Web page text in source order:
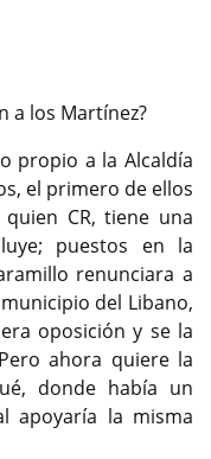
a los Martínez?
propio a la Alcaldía
el primero de ellos
CR, tiene una
puestos en la
renunciara a
del Libano,
oposición y se la
ahora quiere la
donde había un
apoyaría la misma